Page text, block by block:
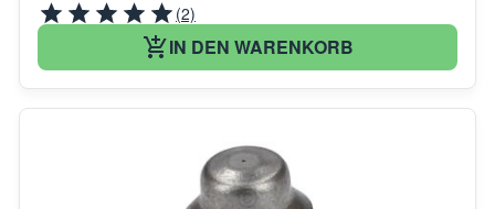
(2)
IN DEN WARENKORB